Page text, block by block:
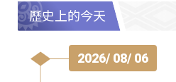
歷史上的今天
2026/ 08/ 06